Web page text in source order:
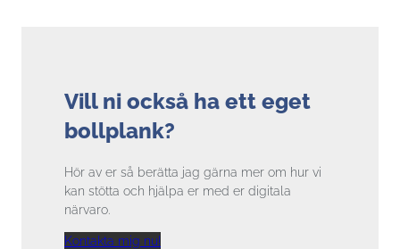
Vill ni också ha ett eget
bollplank?
Hör av er så berätta jag gärna mer om hur vi
kan stötta och hjälpa er med er digitala
närvaro.
Kontakta mig nu!